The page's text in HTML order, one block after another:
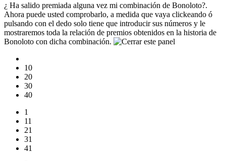
¿ Ha salido premiada alguna vez mi combinación de Bonoloto?.
Ahora puede usted comprobarlo, a medida que vaya clickeando ó
pulsando con el dedo solo tiene que introducir sus números y le
mostraremos toda la relación de premios obtenidos en la historia de
Bonoloto con dicha combinación.
10
20
30
40
1
11
21
31
41